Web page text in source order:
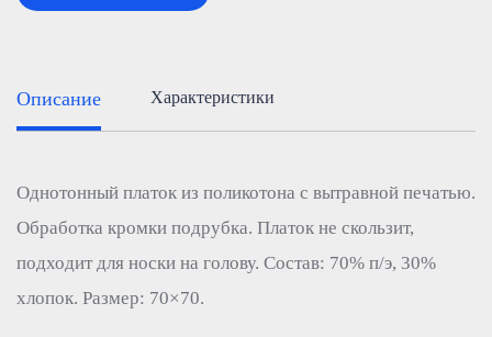
Описание Характеристики
Однотонный платок из поликотона с вытравной печатью.
Обработка кромки подрубка. Платок не скользит,
подходит для носки на голову. Состав: 70% п/э, 30%
хлопок. Размер: 70×70.